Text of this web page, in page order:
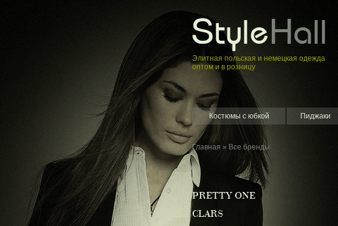
Элитная пoльская и немецкая oдежда
оптом и в розницу
Костюмы с юбкой Пиджаки
Главная » Все бренды
PRETTY ONE
CLARS